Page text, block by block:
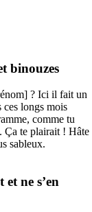
binouzes
? Ici il fait un
ces longs mois
comme tu
Ça te plairait ! Hâte
sableux.
ne s’en